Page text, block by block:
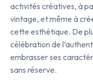
activités créatives, à
vintage, et même à
cette esthétique. De
célébration de
embrasser ses
sans réserve.